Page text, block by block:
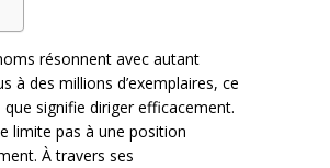
résonnent avec autant
à des millions d’exemplaires, ce
signifie diriger efficacement.
limite pas à une position
À travers ses